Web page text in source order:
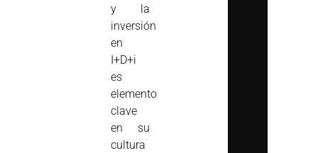
y la
inversión
en
I+D+i
es
elemento
clave
en su
cultura